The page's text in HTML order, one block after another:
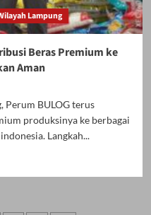
Lampung
Beras Premium ke
Aman
Perum BULOG terus
produksinya ke berbagai
Langkah...